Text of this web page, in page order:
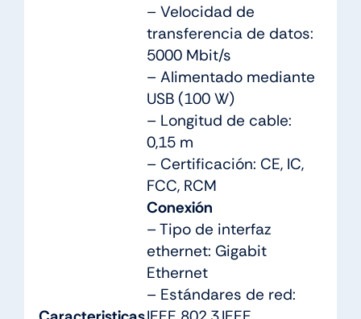
– Velocidad de
transferencia de datos:
5000 Mbit/s
– Alimentado mediante
USB (100 W)
– Longitud de cable:
0,15 m
– Certificación: CE, IC,
FCC, RCM
Conexión
– Tipo de interfaz
ethernet: Gigabit
Ethernet
– Estándares de red: